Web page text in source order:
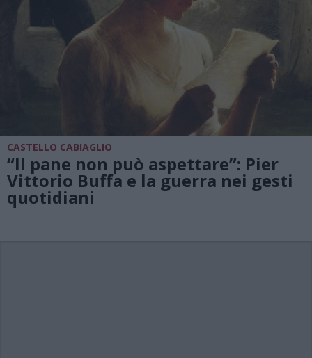
CASTELLO CABIAGLIO
“Il pane non può aspettare”: Pier
Vittorio Buffa e la guerra nei gesti
quotidiani